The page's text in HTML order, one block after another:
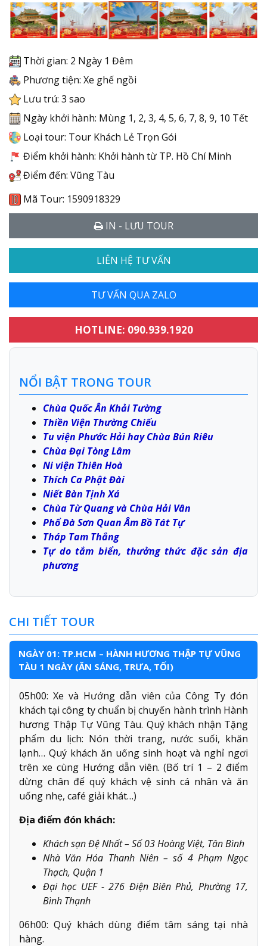
Thời gian: 2 Ngày 1 Đêm
Phương tiện: Xe ghế ngồi
Lưu trú: 3 sao
Ngày khởi hành: Mùng 1, 2, 3, 4, 5, 6, 7, 8, 9, 10 Tết
Loại tour: Tour Khách Lẻ Trọn Gói
Điểm khởi hành: Khởi hành từ TP. Hồ Chí Minh
Điểm đến: Vũng Tàu
Mã Tour: 1590918329
IN - LƯU TOUR
LIÊN HỆ TƯ VẤN
TƯ VẤN QUA ZALO
HOTLINE: 090.939.1920
NỔI BẬT TRONG TOUR
Chùa Quốc Ân Khải Tường
Thiền Viện Thường Chiếu
Tu viện Phước Hải hay Chùa Bún Riêu
Chùa Đại Tòng Lâm
Ni viện Thiên Hoà
Thích Ca Phật Đài
Niết Bàn Tịnh Xá
Chùa Từ Quang và Chùa Hải Vân
Phổ Đà Sơn Quan Âm Bồ Tát Tự
Tháp Tam Thắng
Tự do tắm biển, thưởng thức đặc sản địa
phương
CHI TIẾT TOUR
NGÀY 01: TP.HCM – HÀNH HƯƠNG THẬP TỰ VŨNG
TÀU 1 NGÀY (ĂN SÁNG, TRƯA, TỐI)
05h00: Xe và Hướng dẫn viên của Công Ty đón
khách tại công ty chuẩn bị chuyến hành trình Hành
hương Thập Tự Vũng Tàu. Quý khách nhận Tặng
phẩm du lịch: Nón thời trang, nước suối, khăn
lạnh… Quý khách ăn uống sinh hoạt và nghỉ ngơi
trên xe cùng Hướng dẫn viên. (Bố trí 1 – 2 điểm
dừng chân để quý khách vệ sinh cá nhân và ăn
uống nhẹ, café giải khát…)
Địa điểm đón khách:
Khách sạn Đệ Nhất – Số 03 Hoàng Việt, Tân Bình
Nhà Văn Hóa Thanh Niên – số 4 Phạm Ngọc
Thạch, Quận 1
Đại học UEF - 276 Điện Biên Phủ, Phường 17,
Bình Thạnh
06h00: Quý khách dùng điểm tâm sáng tại nhà
hàng.